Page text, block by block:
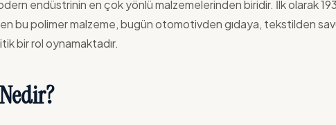
endüstrinin en çok yönlü malzemelerinden biridir. İlk olarak
bu polimer malzeme, bugün otomotivden gıdaya, tekstilden
bir rol oynamaktadır.